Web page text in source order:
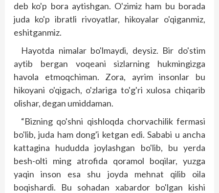
deb ko'p bora aytishgan. O'zimiz ham bu borada
juda ko'p ibratli rivoyatlar, hikoyalar o'qiganmiz,
eshitganmiz.
Hayotda nimalar bo'lmaydi, deysiz. Bir do's­tim
aytib bergan voqeani sizlarning hukmingizga
havola etmoqchiman. Zora, ayrim insonlar bu
hikoyani o'qigach, o'zlariga to'g'ri xulosa chiqarib
olishar, degan umiddaman.
“Bizning qo'shni qishloqda chorvachilik fermasi
bo'lib, juda ham dong'i ketgan edi. Sababi u ancha
kattagina hududda joylashgan bo'lib, bu yerda
besh-olti ming atrofida qoramol boqilar, yuzga
yaqin inson esa shu joyda mehnat qilib oila
boqishardi. Bu sohadan xabardor bo'lgan kishi